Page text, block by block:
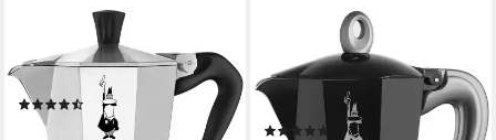
Espressokocher, 0,13l
Kaffeekanne, Aluminium
(53)
ab 27,88 € UVP 37,90 €
Espressokocher, 0,09l
Kaffeekanne,
Induktionsgeeignet
(29)